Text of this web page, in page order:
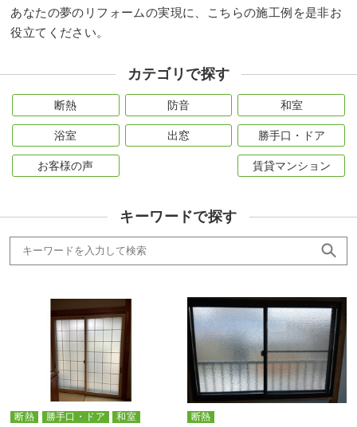
あなたの夢のリフォームの実現に、こちらの施工例を是非お
役立てください。
カテゴリで探す
断熱 防音 和室
浴室 出窓 勝手口・ドア
お客様の声 賃貸マンション
キーワードで探す
断熱 勝手口・ドア 和室 断熱